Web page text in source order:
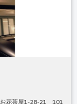
お花茶屋1-28-21 101